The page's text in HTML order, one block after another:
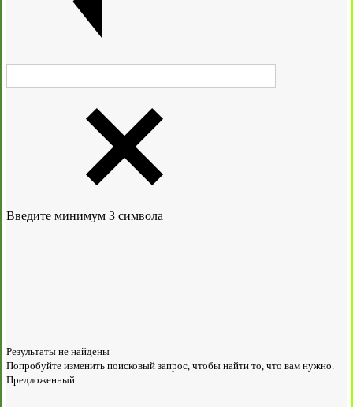
Введите минимум 3 символа
Результаты не найдены
Попробуйте изменить поисковый запрос, чтобы найти то, что вам нужно.
Предложенный